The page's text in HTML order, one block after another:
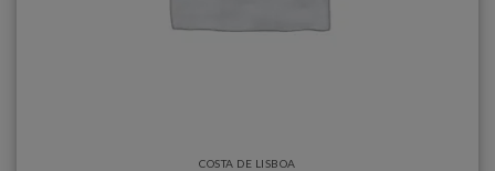
COSTA DE LISBOA